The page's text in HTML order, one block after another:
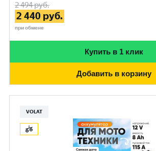
2 494руб.
2 440 руб.
при обмене
Купить в 1 клик
Добавить в корзину
VOLAT